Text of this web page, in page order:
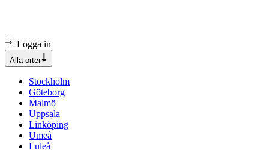
Logga in
Alla orter
Stockholm
Göteborg
Malmö
Uppsala
Linköping
Umeå
Luleå